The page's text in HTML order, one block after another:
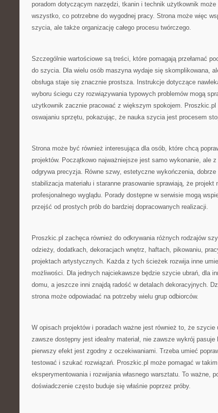
poradom dotyczącym narzędzi, tkanin i technik użytkownik może
wszystko, co potrzebne do wygodnej pracy. Strona może więc
szycia, ale także organizację całego procesu twórczego.
Szczególnie wartościowe są treści, które pomagają przełamać
do szycia. Dla wielu osób maszyna wydaje się skomplikowana,
obsługa staje się znacznie prostsza. Instrukcje dotyczące
wyboru ściegu czy rozwiązywania typowych problemów mogą
użytkownik zacznie pracować z większym spokojem.
oswajaniu sprzętu, pokazując, że nauka szycia jest procesem
Strona może być również interesująca dla osób, które chcą
projektów. Początkowo najważniejsze jest samo wykonanie, ale
odgrywa precyzja. Równe szwy, estetyczne wykończenia, dobrze
stabilizacja materiału i staranne prasowanie sprawiają, że projekt
profesjonalnego wyglądu. Porady dostępne w serwisie mogą
przejść od prostych prób do bardziej dopracowanych realizacji.
Proszkic.pl zachęca również do odkrywania różnych rodzajów
odzieży, dodatkach, dekoracjach wnętrz, haftach, pikowaniu,
projektach artystycznych. Każda z tych ścieżek rozwija inne
możliwości. Dla jednych najciekawsze będzie szycie ubrań, dla
domu, a jeszcze inni znajdą radość w detalach dekoracyjnych.
strona może odpowiadać na potrzeby wielu grup odbiorców.
W opisach projektów i poradach ważne jest również to, że
zawsze dostępny jest idealny materiał, nie zawsze wykrój
pierwszy efekt jest zgodny z oczekiwaniami. Trzeba umieć
testować i szukać rozwiązań. Proszkic.pl może pomagać w
eksperymentowania i rozwijania własnego warsztatu. To ważne,
doświadczenie często buduje się właśnie poprzez próby.